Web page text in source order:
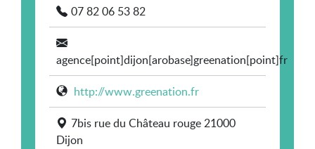
07 82 06 53 82
agence[point]dijon[arobase]greenation[point]fr
http://www.greenation.fr
7bis rue du Château rouge 21000
Dijon